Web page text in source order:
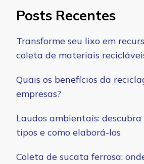
Posts Recentes
Transforme seu lixo em
coleta de materiais
Quais os benefícios da
empresas?
Laudos ambientais:
tipos e como elaborá-los
Coleta de sucata ferrosa: